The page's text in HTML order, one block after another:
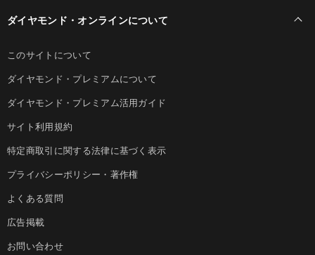
ダイヤモンド・オンラインについて
このサイトについて
ダイヤモンド・プレミアムについて
ダイヤモンド・プレミアム活用ガイド
サイト利用規約
特定商取引に関する法律に基づく表示
プライバシーポリシー・著作権
よくある質問
広告掲載
お問い合わせ